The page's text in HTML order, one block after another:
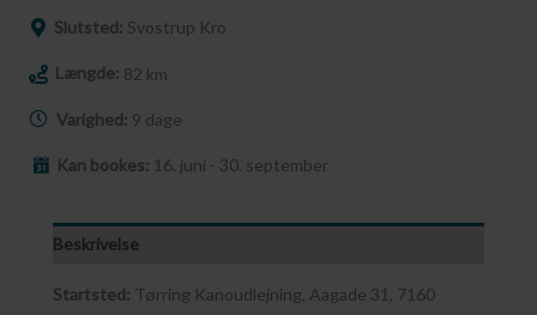
Slutsted: Svostrup Kro
Længde: 82 km
Varighed: 9 dage
Kan bookes: 16. juni - 30. september
Beskrivelse
Startsted: Tørring Kanoudlejning, Aagade 31, 7160